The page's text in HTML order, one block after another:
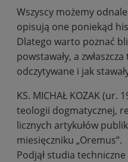
Wszyscy możemy
opisują one poniekąd
Dlatego warto poznać
powstawały, a
odczytywane i jak
KS. MICHAŁ KOZAK
teologii dogmatycznej,
licznych artykułów
miesięczniku „Oremus”.
Podjął studia